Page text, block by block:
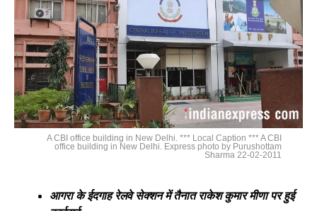
A CBI office building in New Delhi. *** Local Caption *** A CBI
office building in New Delhi. Express photo by Purushottam
Sharma 22-02-2011
आगरा के ईदगाह रेलवे सेक्शन में तैनात राकेश कुमार मीणा पर हुई